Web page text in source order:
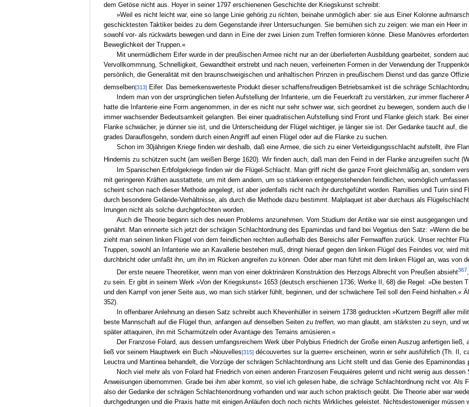
dem Getöse nicht aus. Hoyer in seiner 1797 erschienenen Geschichte der Kriegskunst schreibt:
»Weil es nicht leicht war, eine so lange Linie gehörig zu richten, beinahe unmöglich aber: sie aus Einer Kolonne
geschicktesten Taktiker beides zu dem Gegenstande ihrer Untersuchungen. Sie bemühen sich zu zeigen: wie man ein Heer
sowohl vor- als rückwärts bewegen und dann in Eine der zwei Linien zum Treffen formieren könne. Diese Manövres
Beweglichkeit der Truppen.«
Mit unermüdlichem Eifer wurde in der preußischen Armee nicht nur an der überlieferten Ausbildung gearbeitet, sondern
Vervollkommnung, Schnelligkeit, Gewandtheit erstrebt und nach neuen, verfeinerten Formen in der Verwendung der
persönlich, die Generalität mit den braunschweigischen und anhaltischen Prinzen in preußischem Dienst und das ganze
demselben[313]Eifer. Das bemerkenswerteste Produkt dieser schaffensfreudigen Betriebsamkeit ist die schräge
Indem man von der ursprünglichen tiefen Aufstellung der Infanterie, um die Feuerkraft zu verstärken, zur immer flacherer
hatte die Infanterie eine Form angenommen, in der es nicht nur sehr schwer war, sich geordnet zu bewegen, sondern auch
immer wachsender Bedeutsamkeit gelangten. Bei einer quadratischen Aufstellung sind Front und Flanke gleich stark. Bei
Flanke schwächer, je dünner sie ist, und die Unterscheidung der Flügel wichtiger, je länger sie ist. Der Gedanke taucht auf,
grades Darauflosgehn, sondern durch einen Angriff auf einen Flügel oder auf die Flanke zu suchen.
Schon im 30jährigen Kriege finden wir deshalb, daß eine Armee, die sich zu einer Verteidigungsschlacht aufstellt, ihre
Hindernis zu schützen sucht (am weißen Berge 1620). Wir finden auch, daß man den Feind in der Flanke anzugreifen sucht
Im Spanischen Erbfolgekriege finden wir die Flügel-Schlacht. Man griff nicht die ganze Front gleichmäßig an, sondern
mit geringeren Kräften ausstattete, um mit dem andern, um so stärkeren entgegenstehenden feindlichen, womöglich
scheint schon nach dieser Methode angelegt, ist aber jedenfalls nicht nach ihr durchgeführt worden. Ramillies und Turin sind
durch besondere Gelände-Verhältnisse, als durch die Methode dazu bestimmt. Malplaquet ist aber durchaus als
Irrungen nicht als solche durchgefochten worden.
Auch die Theorie begann sich des neuen Problems anzunehmen. Vom Studium der Antike war sie einst ausgegangen
genährt. Man erinnerte sich jetzt der schrägen Schlachtordnung des Epamindas und fand bei Vegetius den Satz: »Wenn die
zieht man seinen linken Flügel von dem feindlichen rechten außerhalb des Bereichs aller Fernwaffen zurück. Unser rechter
Truppen, sowohl an Infanterie wie an Kavallerie bestehen muß, dringt hierauf gegen den linken Flügel des Feindes vor, wird
durchbricht oder umfaßt ihn, um ihn im Rücken angreifen zu können. Oder aber man führt mit dem linken Flügel an, was von
Der erste neuere Theoretiker, wenn man von einer doktrinären Konstruktion des Herzogs Albrecht von Preußen absieht367
zu sein. Er gibt in seinem Werk »Von der Kriegskunst« 1653 (deutsch erschienen 1736; Werke II, 68) die Regel: »Die besten
und den Kampf von jener Seite aus, wo man sich stärker fühlt, beginnen, und der schwächere Teil soll den Feind hinhalten.«
352).
In offenbarer Anlehnung an diesen Satz schreibt auch Khevenhüller in seinem 1738 gedruckten »Kurtzem Begriff aller
beste Mannschaft auf die Flügel thun, anfangen auf denselben Seiten zu treffen, wo man glaubt, am stärksten zu seyn, und
später attaquiren, ihn mit Scharmützeln oder Avantage des Terrains amüsieren.«
Der Franzose Folard, aus dessen umfangsreichem Werk über Polybius Friedrich der Große einen Auszug anfertigen ließ,
ließ vor seinem Hauptwerk ein Buch »Nouvelles[315]découvertes sur la guerre« erscheinen, worin er sehr ausführlich (Th. II,
Leuctra und Mantinea behandelt, die Vorzüge der schrägen Schlachtordnung ans Licht stellt und das Genie des Epaminondas
Noch viel mehr als von Folard hat Friedrich von einen anderen Franzosen Feuquières gelernt und nicht wenig aus
Anweisungen übernommen. Grade bei ihm aber kommt, so viel ich gelesen habe, die schräge Schlachtordnung nicht vor. Als
also der Gedanke der schrägen Schlachtenordnung vorhanden und war auch schon praktisch geübt. Die Theorie aber war
durchgedrungen und die Praxis hatte mit einigen Anläufen doch noch nichts Wirkliches geleistet. Nichtsdestoweniger müssen